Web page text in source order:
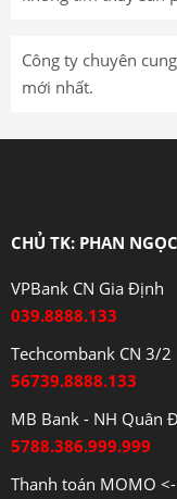
Công ty chuyên
mới nhất.
CHỦ TK: PHAN
VPBank CN Gia Định
039.8888.133
Techcombank CN 3/2
56739.8888.133
MB Bank - NH Quân
5788.386.999.999
Thanh toán MOMO